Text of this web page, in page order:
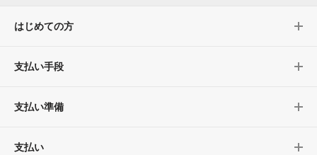
はじめての方
支払い手段
支払い準備
支払い